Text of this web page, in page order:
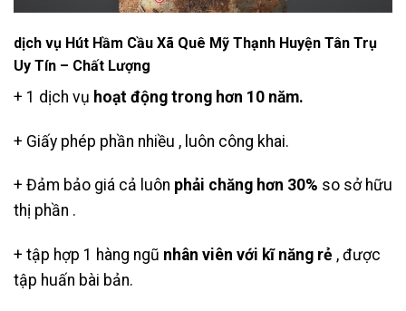
dịch vụ Hút Hầm Cầu Xã Quê Mỹ Thạnh Huyện Tân Trụ
Uy Tín – Chất Lượng
+ 1 dịch vụ hoạt động trong hơn 10 năm.
+ Giấy phép phần nhiều , luôn công khai.
+ Đảm bảo giá cả luôn phải chăng hơn 30% so sở hữu
thị phần .
+ tập hợp 1 hàng ngũ nhân viên với kĩ năng rẻ , được
tập huấn bài bản.